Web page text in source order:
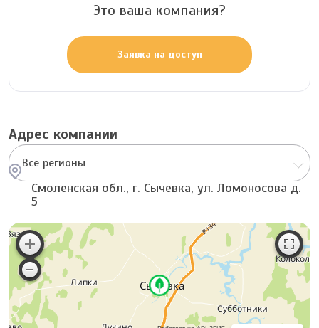
Это ваша компания?
Заявка на доступ
Адрес компании
Все регионы
Смоленская обл., г. Сычевка, ул. Ломоносова д.
5